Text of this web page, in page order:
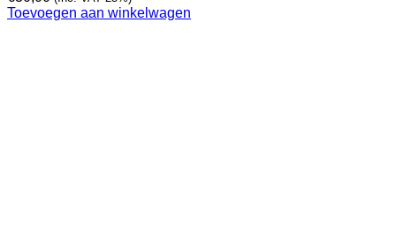
Toevoegen aan winkelwagen